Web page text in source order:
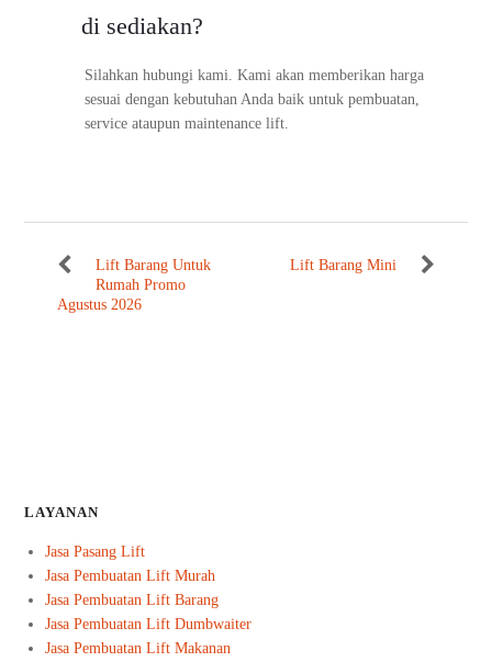
di sediakan?
Silahkan hubungi kami. Kami akan memberikan harga
sesuai dengan kebutuhan Anda baik untuk pembuatan,
service ataupun maintenance lift.
Lift Barang Untuk
Rumah Promo
Agustus 2026
Lift Barang Mini
LAYANAN
Jasa Pasang Lift
Jasa Pembuatan Lift Murah
Jasa Pembuatan Lift Barang
Jasa Pembuatan Lift Dumbwaiter
Jasa Pembuatan Lift Makanan